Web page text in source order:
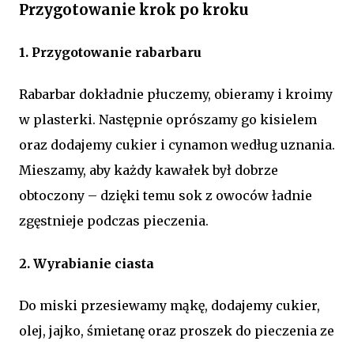
Przygotowanie krok po kroku
1. Przygotowanie rabarbaru
Rabarbar dokładnie płuczemy, obieramy i kroimy
w plasterki. Następnie oprószamy go kisielem
oraz dodajemy cukier i cynamon według uznania.
Mieszamy, aby każdy kawałek był dobrze
obtoczony – dzięki temu sok z owoców ładnie
zgęstnieje podczas pieczenia.
2. Wyrabianie ciasta
Do miski przesiewamy mąkę, dodajemy cukier,
olej, jajko, śmietanę oraz proszek do pieczenia ze